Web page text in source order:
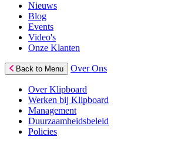
Nieuws
Blog
Events
Video's
Onze Klanten
Back to Menu Over Ons
Over Klipboard
Werken bij Klipboard
Management
Duurzaamheidsbeleid
Policies